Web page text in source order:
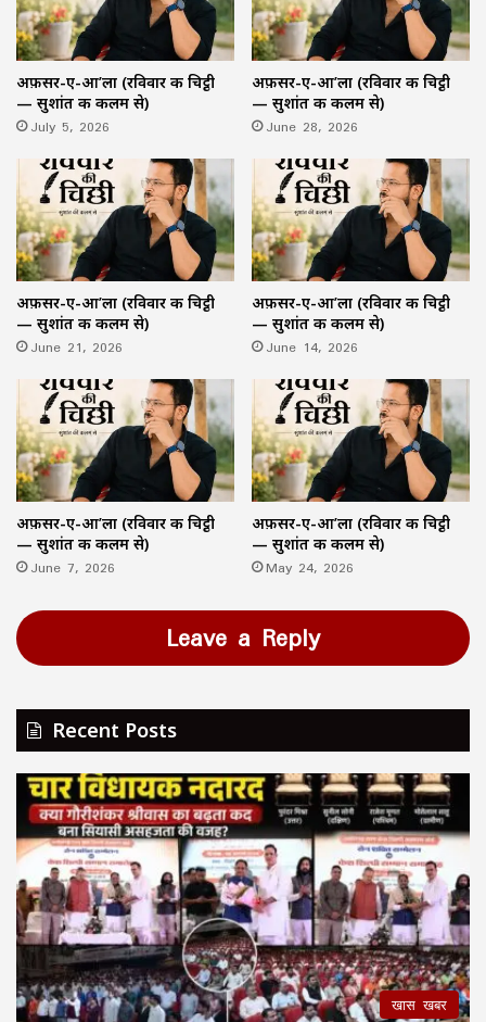
अफ़सर-ए-आ’ला (रविवार की चिट्ठी
— सुशांत की कलम से)
July 5, 2026
अफ़सर-ए-आ’ला (रविवार की चिट्ठी
— सुशांत की कलम से)
June 28, 2026
अफ़सर-ए-आ’ला (रविवार की चिट्ठी
— सुशांत की कलम से)
June 21, 2026
अफ़सर-ए-आ’ला (रविवार की चिट्ठी
— सुशांत की कलम से)
June 14, 2026
अफ़सर-ए-आ’ला (रविवार की चिट्ठी
— सुशांत की कलम से)
June 7, 2026
अफ़सर-ए-आ’ला (रविवार की चिट्ठी
— सुशांत की कलम से)
May 24, 2026
Leave a Reply
Recent Posts
खास खबर